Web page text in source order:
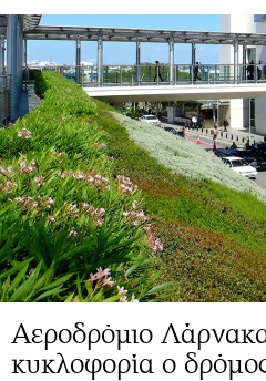
Αεροδρόμιο
κυκλοφορία ο